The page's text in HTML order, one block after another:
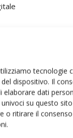
tecnologie
dispositivo. Il
dati
su questo
o ritirare il
chi non
ampliare